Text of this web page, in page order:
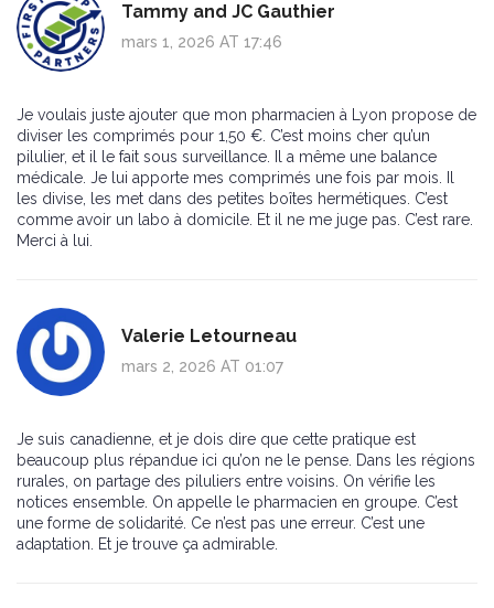
Tammy and JC Gauthier
mars 1, 2026 AT 17:46
Je voulais juste ajouter que mon pharmacien à Lyon propose de
diviser les comprimés pour 1,50 €. C’est moins cher qu’un
pilulier, et il le fait sous surveillance. Il a même une balance
médicale. Je lui apporte mes comprimés une fois par mois. Il
les divise, les met dans des petites boîtes hermétiques. C’est
comme avoir un labo à domicile. Et il ne me juge pas. C’est rare.
Merci à lui.
Valerie Letourneau
mars 2, 2026 AT 01:07
Je suis canadienne, et je dois dire que cette pratique est
beaucoup plus répandue ici qu’on ne le pense. Dans les régions
rurales, on partage des piluliers entre voisins. On vérifie les
notices ensemble. On appelle le pharmacien en groupe. C’est
une forme de solidarité. Ce n’est pas une erreur. C’est une
adaptation. Et je trouve ça admirable.